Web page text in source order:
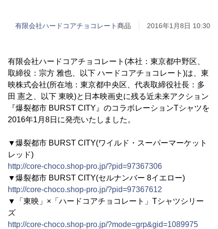
有限会社ハードコアチョコレート商品 2016年1月8日 10:30
有限会社ハードコアチョコレート(本社：東京都中野区、
取締役：宗方 雅也、以下 ハードコアチョコレート)は、東
映株式会社(所在地：東京都中央区、代表取締役社長：多
田 憲之、以下 東映)と日本映画史に残る近未来アクション
『爆裂都市 BURST CITY』のコラボレーションTシャツを
2016年1月8日に発売いたしました。
▼爆裂都市 BURST CITY(ワイルド・スーパーマーケット
レッド)
http://core-choco.shop-pro.jp/?pid=97367306
▼爆裂都市 BURST CITY(セルナンバー 8イエロー)
http://core-choco.shop-pro.jp/?pid=97367612
▼「東映」×「ハードコアチョコレート」Tシャツシリー
ズ
http://core-choco.shop-pro.jp/?mode=grp&gid=1089975